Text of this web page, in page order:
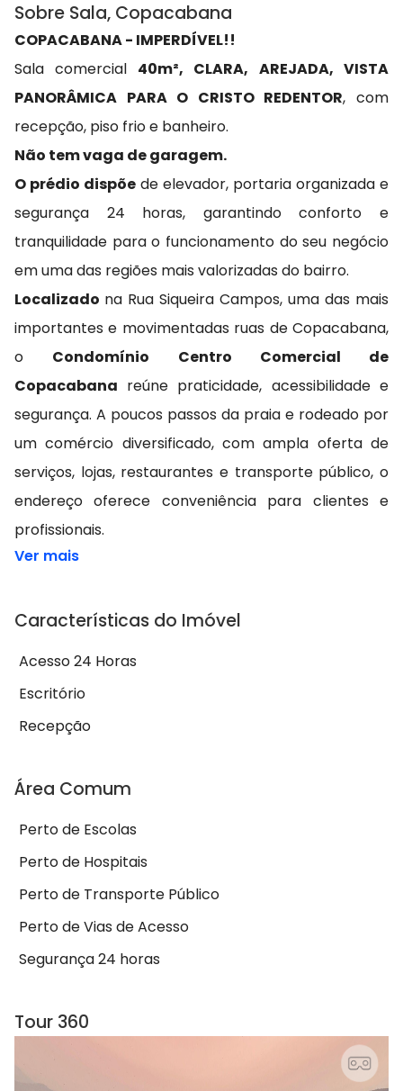
Sobre Sala, Copacabana
COPACABANA - IMPERDÍVEL!!
Sala comercial 40m², CLARA, AREJADA, VISTA
PANORÂMICA PARA O CRISTO REDENTOR, com
recepção, piso frio e banheiro.
Não tem vaga de garagem.
O prédio dispõe de elevador, portaria organizada e
segurança 24 horas, garantindo conforto e
tranquilidade para o funcionamento do seu negócio
em uma das regiões mais valorizadas do bairro.
Localizado na Rua Siqueira Campos, uma das mais
importantes e movimentadas ruas de Copacabana,
o Condomínio Centro Comercial de
Copacabana reúne praticidade, acessibilidade e
segurança. A poucos passos da praia e rodeado por
um comércio diversificado, com ampla oferta de
serviços, lojas, restaurantes e transporte público, o
endereço oferece conveniência para clientes e
profissionais.
Ver mais
Características do Imóvel
Acesso 24 Horas
Escritório
Recepção
Área Comum
Perto de Escolas
Perto de Hospitais
Perto de Transporte Público
Perto de Vias de Acesso
Segurança 24 horas
Tour 360